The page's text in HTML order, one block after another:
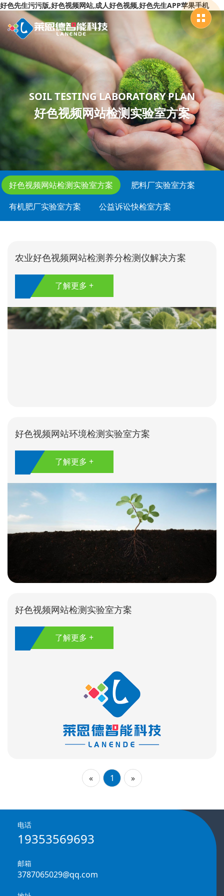
好色先生污污版,好色视频网站,成人好色视频,好色先生APP苹果手机
SOIL TESTING LABORATORY PLAN
好色视频网站检测实验室方案
好色视频网站检测实验室方案
肥料厂实验室方案
有机肥厂实验室方案
公益诉讼快检室方案
农业好色视频网站检测养分检测仪解决方案
了解更多 +
好色视频网站环境检测实验室方案
了解更多 +
好色视频网站检测实验室方案
了解更多 +
« 1 »
电话
19353569693
邮箱
3787065029@qq.com